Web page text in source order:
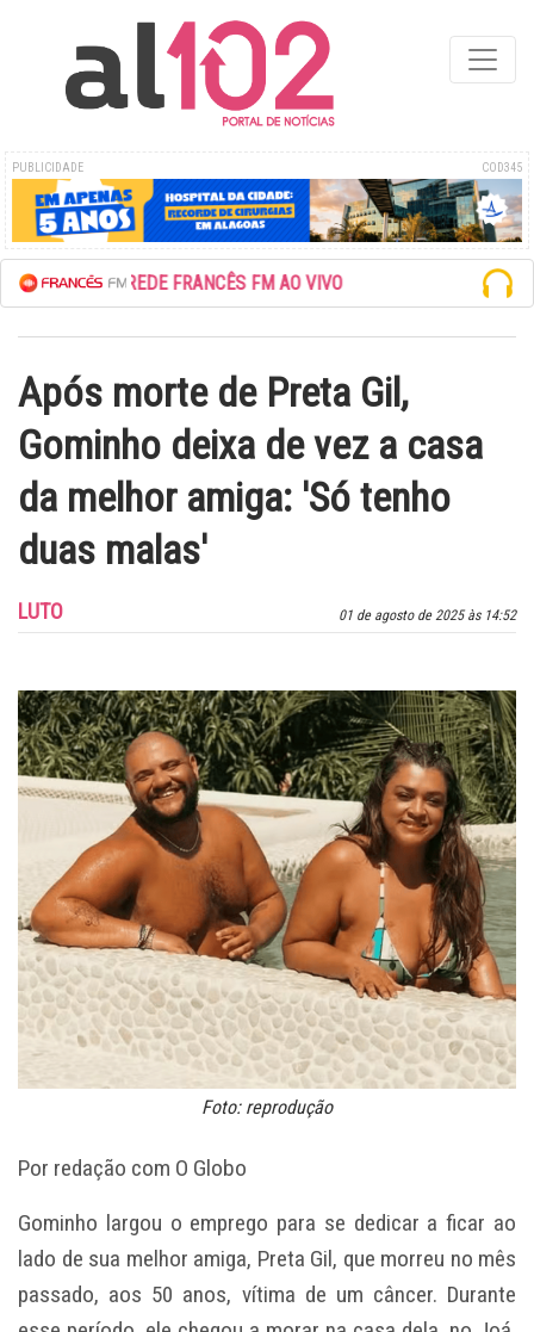
PUBLICIDADE COD345
ESCUTE A REDE FRANCÊS FM AO VIVO
Após morte de Preta Gil,
Gominho deixa de vez a casa
da melhor amiga: 'Só tenho
duas malas'
01 de agosto de 2025 às 14:52
LUTO
Foto: reprodução
Por redação com O Globo
Gominho largou o emprego para se dedicar a ficar ao
lado de sua melhor amiga, Preta Gil, que morreu no mês
passado, aos 50 anos, vítima de um câncer. Durante